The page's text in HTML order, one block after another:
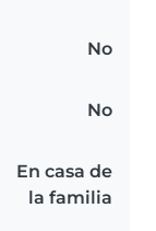
No
No
En casa de
la familia